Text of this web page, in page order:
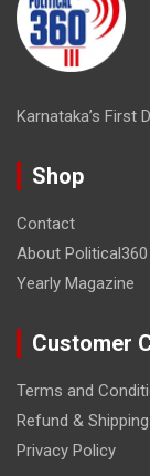
Karnataka’s First
Shop
Contact
About Political360
Yearly Magazine
Customer
Terms and
Refund & Shipping
Privacy Policy